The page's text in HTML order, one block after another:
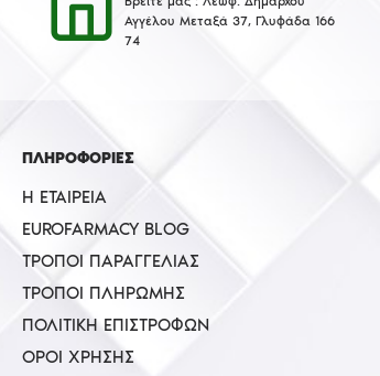
Αγγέλου Μεταξά 37, Γλυφάδα 166
74
ΠΛΗΡΟΦΟΡΙΕΣ
Η ΕΤΑΙΡΕΊΑ
EUROFARMACY BLOG
ΤΡΌΠΟΙ ΠΑΡΑΓΓΕΛΊΑΣ
ΤΡΌΠΟΙ ΠΛΗΡΩΜΉΣ
ΠΟΛΙΤΙΚΉ ΕΠΙΣΤΡΟΦΏΝ
ΌΡΟΙ ΧΡΉΣΗΣ